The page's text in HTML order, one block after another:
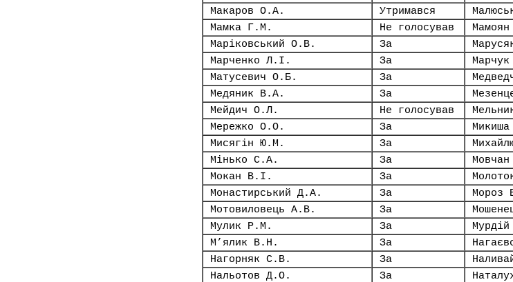
Макаров О.А.
Утримався
Мамка Г.М.
Не голосував
Маріковський О.В.
За
Марченко Л.І.
За
Матусевич О.Б.
За
Медяник В.А.
За
Мейдич О.Л.
Не голосував
Мережко О.О.
За
Мисягін Ю.М.
За
Мінько С.А.
За
Мокан В.І.
За
Монастирський Д.А.
За Мороз
Мотовиловець А.В.
За
Мулик Р.М.
За
М’ялик В.Н.
За
Нагорняк С.В.
За
Нальотов Д.О.
За